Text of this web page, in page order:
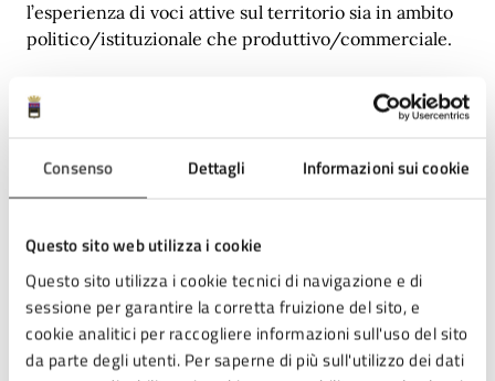
Consenso Dettagli Informazioni sui cookie
Questo sito web utilizza i cookie
Questo sito utilizza i cookie tecnici di navigazione e di
sessione per garantire la corretta fruizione del sito, e
cookie analitici per raccogliere informazioni sull'uso del sito
da parte degli utenti. Per saperne di più sull'utilizzo dei dati
l’esperienza di voci attive sul territorio sia in ambito
politico/istituzionale che produttivo/commerciale.
In occasione del Forum Italiano dell’Export tenutosi a
dell’appartenenza al mondo del commercio
di competenza :“Ogni prodotto italiano – un
macchinario, una moda, un mobile, un vino, un
farmaco, un’opera di design – è una lettera inviata al
mondo, un messaggio di ciò che siamo e di ciò che
vogliamo essere” ha precisato il manager nel suo
discorso di apertura della manifestazione che, per la